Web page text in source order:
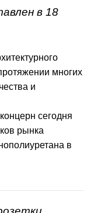
в 18
многих
и
сегодня
рынка
в